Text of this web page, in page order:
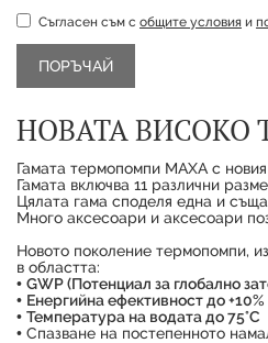
Съгласен съм с общите условия и
НОВАТА ВИСОКО
Гамата термопомпи MAXA с
Гамата включва 11 различни
Цялата гама споделя една и
Много аксесоари и аксесоари
Новото поколение термопомпи,
в областта:
• GWP (Потенциал за глобално
• Енергийна ефективност до +10%
• Температура на водата до 75°C
• Спазване на постепенното